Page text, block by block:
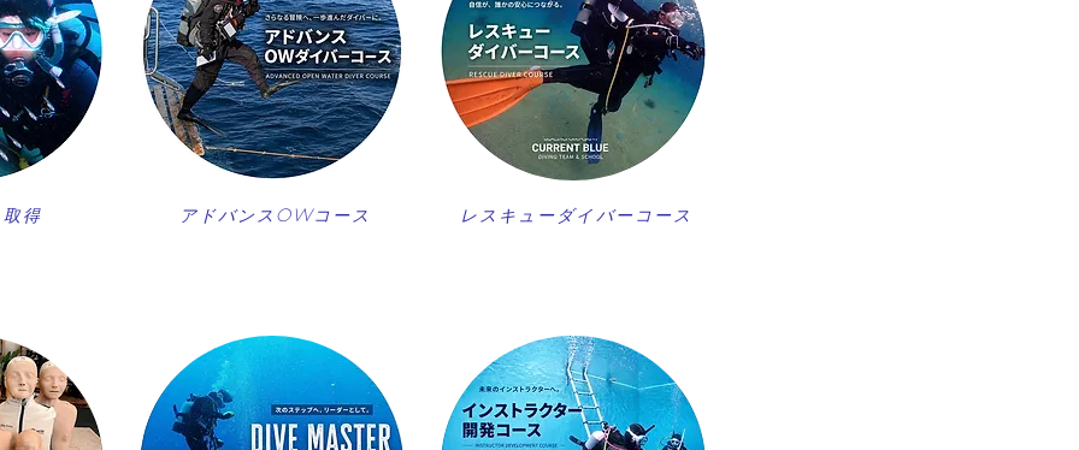
得 アドバンスOWコース レスキューダイバーコース